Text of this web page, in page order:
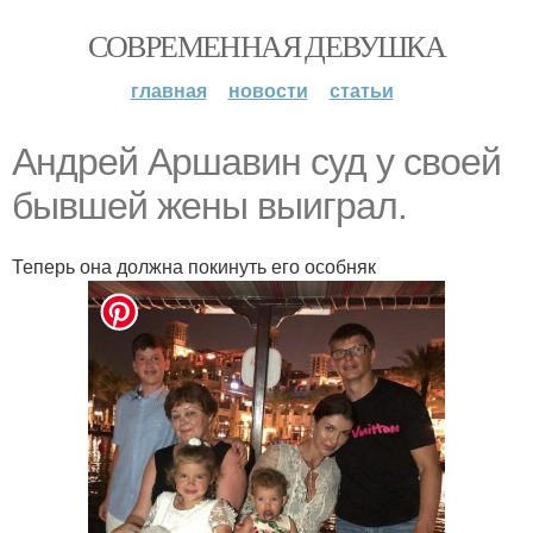
СОВРЕМЕННАЯ ДЕВУШКА
главная новости статьи
Андрей Аршавин суд у своей
бывшей жены выиграл.
Теперь она должна покинуть его особняк